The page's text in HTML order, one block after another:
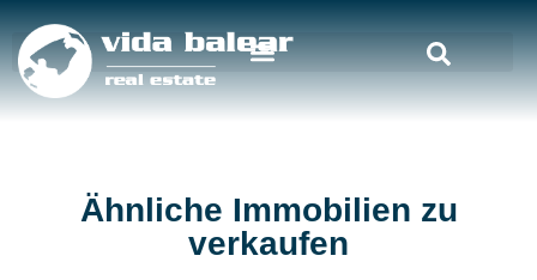
Ähnliche Immobilien zu
verkaufen